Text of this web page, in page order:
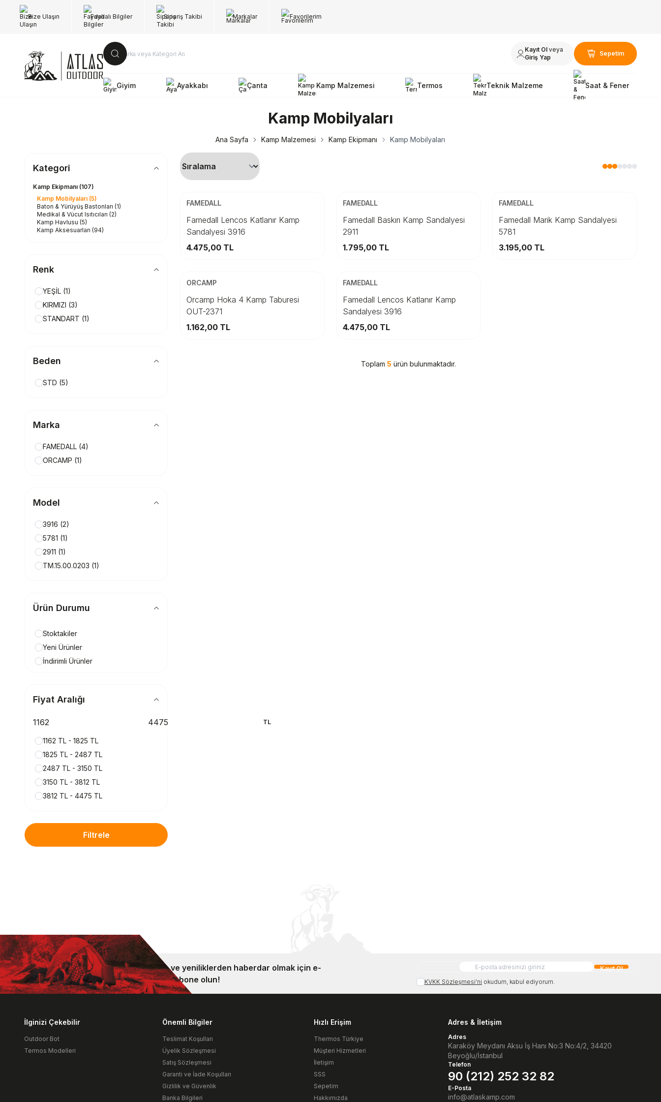
Bize Ulaşın Faydalı Bilgiler Sipariş Takibi Markalar Favorilerim
Kayıt Ol veya
Giriş Yap
Sepetim
Giyim Ayakkabı Çanta Kamp Malzemesi Termos Teknik Malzeme Saat & Fener
Kamp Mobilyaları
Ana Sayfa Kamp Malzemesi Kamp Ekipmanı Kamp Mobilyaları
Kategori
Kamp Ekipmanı (107)
Kamp Mobilyaları (5)
Baton & Yürüyüş Bastonları (1)
Medikal & Vücut Isıtıcıları (2)
Kamp Havlusu (5)
Kamp Aksesuarları (94)
Renk
YEŞİL (1)
KIRMIZI (3)
STANDART (1)
Beden
STD (5)
Marka
FAMEDALL (4)
ORCAMP (1)
Model
3916 (2)
5781 (1)
2911 (1)
TM.15.00.0203 (1)
Ürün Durumu
Stoktakiler
Yeni Ürünler
İndirimli Ürünler
Fiyat Aralığı
TL
1162 TL - 1825 TL
1825 TL - 2487 TL
2487 TL - 3150 TL
3150 TL - 3812 TL
3812 TL - 4475 TL
Filtrele
Beden
STD
FAMEDALL
Famedall Lencos Katlanır Kamp
Sandalyesi 3916
4.475,00 TL
Beden
STD
FAMEDALL
Famedall Baskırı Kamp Sandalyesi
2911
1.795,00TL
Beden
STD
FAMEDALL
Famedall Marik Kamp Sandalyesi
5781
3.195,00 TL
Beden
STD
ORCAMP
Orcamp Hoka 4 Kamp Taburesi
OUT-2371
1.162,00 TL
Beden
STD
FAMEDALL
Famedall Lencos Katlanır Kamp
Sandalyesi 3916
4.475,00TL
Toplam5 ürün bulunmaktadır.
Kampanya ve yeniliklerden haberdar olmak için e-
bültenimize abone olun!
Kayıt Ol
KVKK Sözleşmesi'ni okudum, kabul ediyorum.
İlginizi Çekebilir
Outdoor Bot
Termos Modelleri
Önemli Bilgiler
Teslimat Koşulları
Üyelik Sözleşmesi
Satış Sözleşmesi
Garanti ve İade Koşulları
Gizlilik ve Güvenlik
Banka Bilgileri
Hızlı Erişim
Thermos Türkiye
Müşteri Hizmetleri
İletişim
SSS
Sepetim
Hakkımızda
Adres & İletişim
Adres
Karaköy Meydanı Aksu İş Hanı No:3 No:4/2, 34420
Beyoğlu/İstanbul
Telefon
90 (212) 252 32 82
E-Posta
info@atlaskamp.com